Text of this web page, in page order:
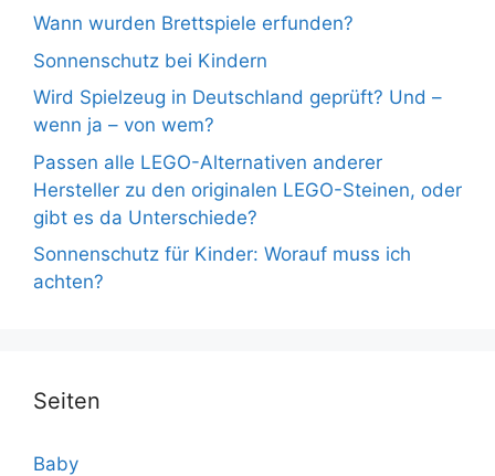
Wann wurden Brettspiele erfunden?
Sonnenschutz bei Kindern
Wird Spielzeug in Deutschland geprüft? Und –
wenn ja – von wem?
Passen alle LEGO-Alternativen anderer
Hersteller zu den originalen LEGO-Steinen, oder
gibt es da Unterschiede?
Sonnenschutz für Kinder: Worauf muss ich
achten?
Seiten
Baby